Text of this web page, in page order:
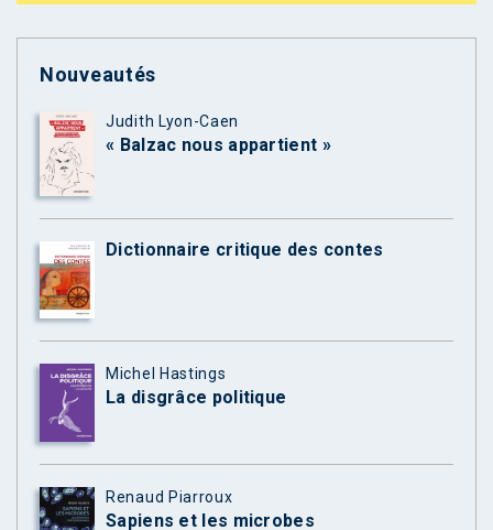
Nouveautés
Judith Lyon-Caen
« Balzac nous appartient »
Dictionnaire critique des contes
Michel Hastings
La disgrâce politique
Renaud Piarroux
Sapiens et les microbes